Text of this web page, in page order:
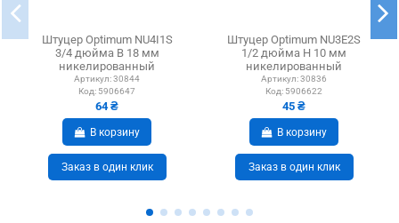
Штуцер Optimum NU4I1S
3/4 дюйма В 18 мм
никелированный
Артикул:30844
Код: 5906647
64 ₴
В корзину
Заказ в один клик
Штуцер Optimum NU3E2S
1/2 дюйма Н 10 мм
никелированный
Артикул:30836
Код: 5906622
45 ₴
В корзину
Заказ в один клик